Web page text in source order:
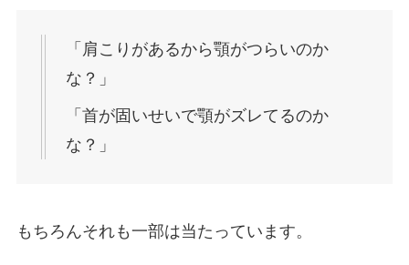
「肩こりがあるから顎がつらいのか
な？」
「首が固いせいで顎がズレてるのか
な？」
もちろんそれも一部は当たっています。